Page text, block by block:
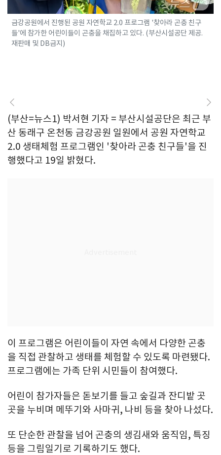
금강공원에서 진행된 공원 자연학교 2.0 프로그램 '찾아라 곤충 친구
들'에 참가한 어린이들이 곤충을 채집하고 있다. (부산시설공단 제공.
재판매 및 DB금지)
(부산=뉴스1) 박서현 기자 = 부산시설공단은 최근 부
산 동래구 온천동 금강공원 일원에서 공원 자연학교
2.0 생태체험 프로그램인 '찾아라 곤충 친구들'을 진
행했다고 19일 밝혔다.
이 프로그램은 어린이들이 자연 속에서 다양한 곤충
을 직접 관찰하고 생태를 체험할 수 있도록 마련됐다.
프로그램에는 가족 단위 시민들이 참여했다.
어린이 참가자들은 돋보기를 들고 숲길과 잔디밭 곳
곳을 누비며 메뚜기와 사마귀, 나비 등을 찾아 나섰다.
또 단순한 관찰을 넘어 곤충의 생김새와 움직임, 특징
등을 그림일기로 기록하기도 했다.